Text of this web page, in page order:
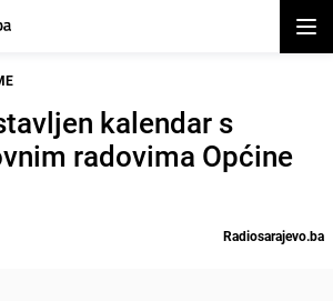
kalendar s
radovima Općine
Radiosarajevo.ba